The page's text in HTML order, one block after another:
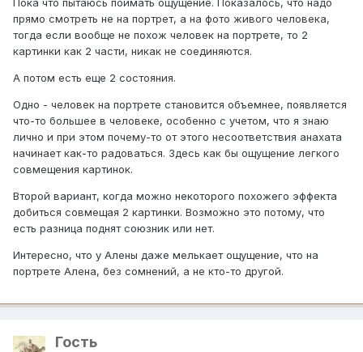
Пока что пытаюсь поймать ощущение. Показалось, что надо
прямо смотреть не на портрет, а на фото живого человека,
тогда если вообще не похож человек на портрете, то 2
картинки как 2 части, никак не соединяются.
А потом есть еще 2 состояния.
Одно - человек на портрете становится объемнее, появляется
что-то большее в человеке, особенно с учетом, что я знаю
лично и при этом почему-то от этого несоответствия анахата
начинает как-то радоваться. Здесь как бы ощущение легкого
совмещения картинок.
Второй вариант, когда можно некоторого похожего эффекта
добиться совмещая 2 картинки. Возможно это потому, что
есть разница поднят союзник или нет.
Интересно, что у Алены даже мелькает ощущение, что на
портрете Алена, без сомнений, а не кто-то другой.
Гость